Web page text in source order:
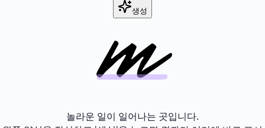
생성
놀라운 일이 일어나는 곳입니다.